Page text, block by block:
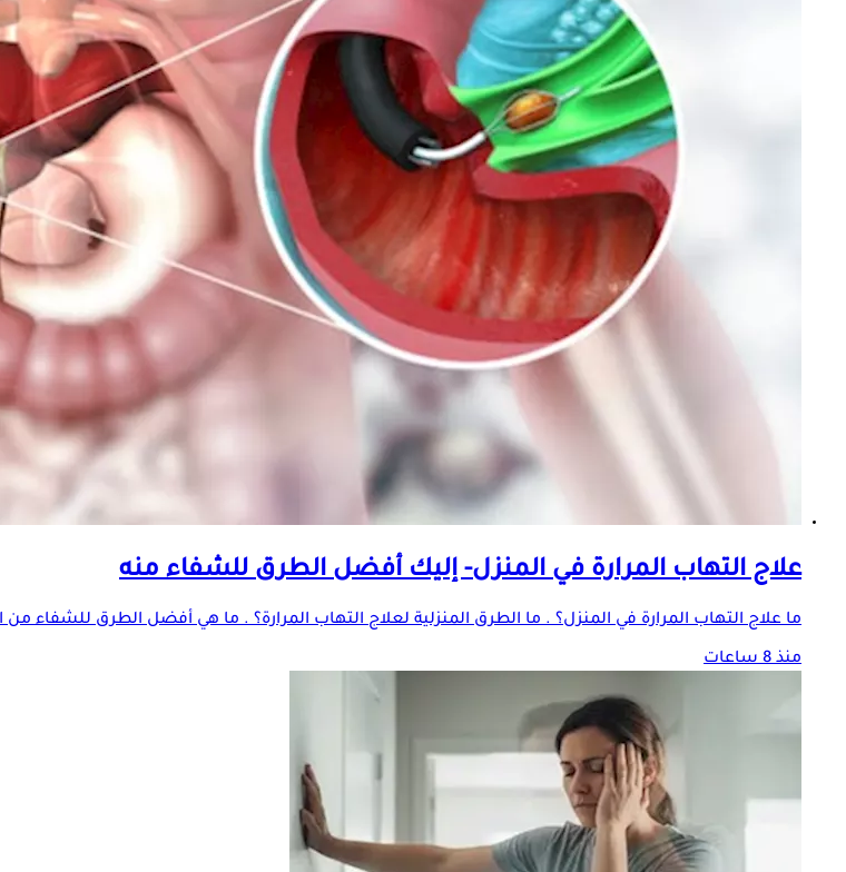
علاج التهاب المرارة في المنزل- إليك أفضل الطرق للشفاء منه
ما علاج التهاب المرارة في المنزل؟ . ما الطرق المنزلية لعلاج التهاب المرارة؟ . ما هي أفضل الطرق للشفاء من
منذ 8 ساعات